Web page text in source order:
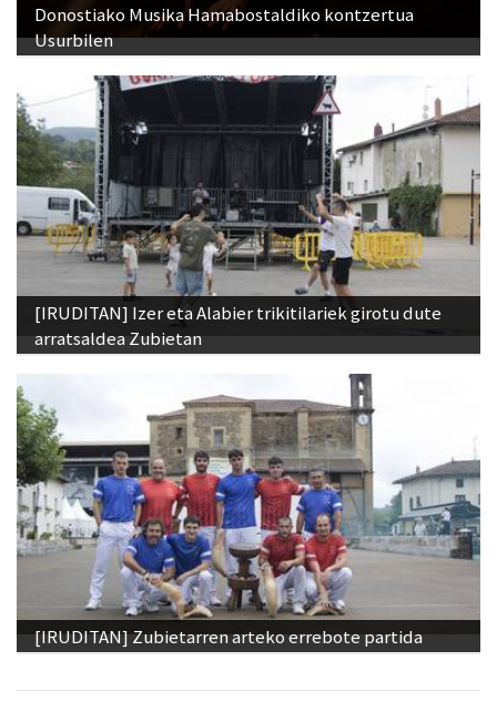
Donostiako Musika Hamabostaldiko kontzertua
Usurbilen
[IRUDITAN] Izer eta Alabier trikitilariek girotu dute
arratsaldea Zubietan
[IRUDITAN] Zubietarren arteko errebote partida